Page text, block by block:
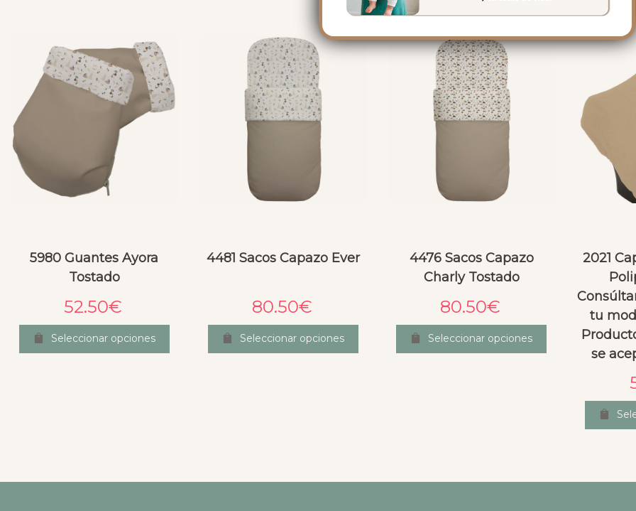
5980 Guantes Ayora
Tostado
52.50€
Seleccionar opciones
4481 Sacos Capazo Ever
80.50€
Seleccionar opciones
4476 Sacos Capazo
Charly Tostado
80.50€
Seleccionar opciones
2021
tu
se